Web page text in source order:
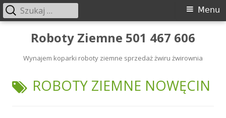
PrzeskoczRoboty Ziemne 501 467 606
Wynajem koparki roboty ziemne sprzedaż żwiru żwirownia
Menu
główne
Menu
Szukaj:
TAGI:
ROBOTY ZIEMNE NOWĘCIN